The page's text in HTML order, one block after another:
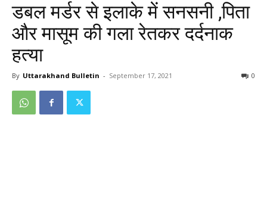
डबल मर्डर से इलाके में सनसनी ,पिता
और मासूम की गला रेतकर दर्दनाक
हत्या
By Uttarakhand Bulletin - September 17, 2021 0